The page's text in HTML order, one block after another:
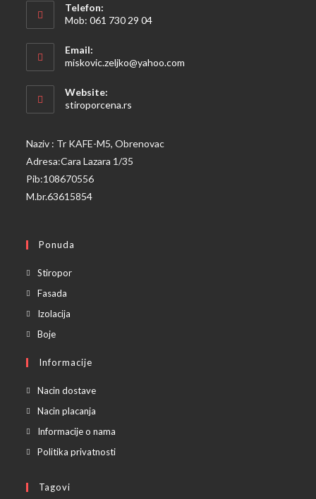
Telefon:
Mob: 061 730 29 04
in
your
application
Email:
miskovic.zeljko@yahoo.com
Website:
stiroporcena.rs
Naziv : Tr KAFE-M5, Obrenovac
Adresa:Cara Lazara 1/35
Pib:108670556
M.br.63615854
Ponuda
StiroporOpens
Fasada
in
tab
Izolacija
new
BojeOpens
a
new
Informacije
Nacin dostave
Nacin placanja
Informacije o nama
Politika privatnosti
Tagovi